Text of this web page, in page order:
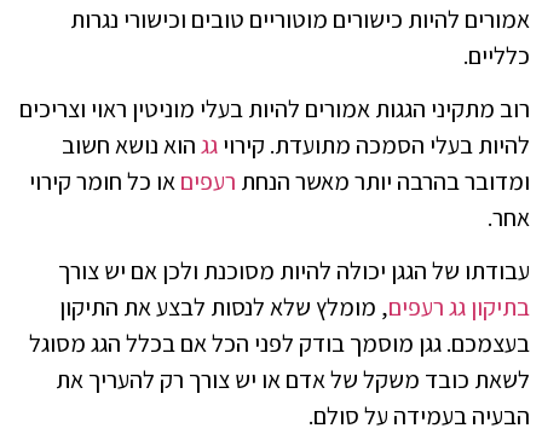
אמורים להיות כישורים מוטוריים טובים וכישורי נגרות
כלליים.
רוב מתקיני הגגות אמורים להיות בעלי מוניטין ראוי וצריכים
להיות בעלי הסמכה מתועדת. קירויגגהוא נושא חשוב
ומדובר בהרבה יותר מאשר הנחת רעפיםאו כל חומר קירוי
אחר.
עבודתו של הגגן יכולה להיות מסוכנת ולכן אם יש צורך
בתיקון גג רעפים, מומלץ שלא לנסות לבצע את התיקון
בעצמכם. גגן מוסמך בודק לפני הכל אם בכלל הגג מסוגל
לשאת כובד משקל של אדם או יש צורך רק להעריך את
הבעיה בעמידה על סולם.